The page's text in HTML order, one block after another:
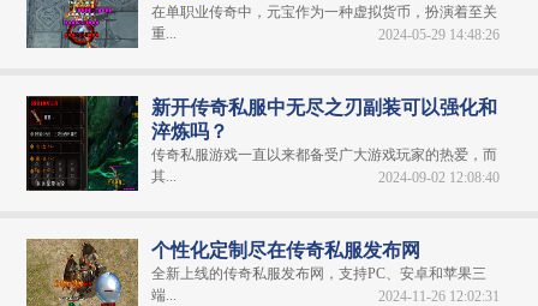
在单职业传奇中，元宝作为一种虚拟货币，扮演着至关
重...
2024-05-29 14:48:26
新开传奇私服中无尽之刃副装可以强化和
淬炼吗？
传奇私服游戏一直以来都备受广大游戏玩家的热爱，而
其...
2024-09-02 12:08:40
个性化定制尽在传奇私服发布网
全新上线的传奇私服发布网，支持PC、安卓和苹果三
端...
2024-11-26 12:02:31